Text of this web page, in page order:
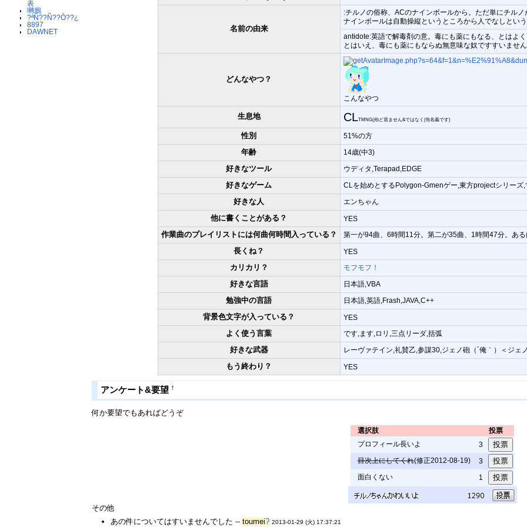
表
囀鴉
?ªÑ??Ñ??Ò??¿
8897
DAWNET
名前の由来
:チルノの俗称、ACのナインボールから。ただ単にチルノ
ナインボールは自動操縦というところから人でなしという
antidote:英語で解毒剤の意。毒にも薬にもなる、とはよく
とはいえ、毒にも薬にもならぬ無意味な奴ですすいません
どんなやつ？
こんなやつ
生息地 CLTMNG(殆ど居ません&ではなく(9)名義です)
性別 51%の方
年齢 14歳(中3)
好きなツール ウディタ,Terapad,EDGE
好きなゲーム CLを始めとするPolygon-Gmenゲー,東方projectシリー
好きな人 エンちゃん
他に書くことがある？ YES
作業曲のプレイリストには何曲何時間入っている？ 第一が94曲、6時間11分。第二が35曲、1時間47分。あ
長くね？ YES
カリカリ？ モフモフ！
好きな言語 日本語,VBA
勉強中の言語 日本語,英語,Frash,JAVA,C++
背景色文字が入っている？ YES
よく使う言葉 です,ます,ロリ,三点リーダ,括弧
好きな武器 レーヴァテイン,礼賛乙,参謀30,ジェノ砲（´俺｀）＜ジェ
もう終わり？ YES
アンケート&要望 †
何か要望でもあればどうぞ
選択肢
投票
プロフィール長いよ
3
目次上にしてくれ(修正2012-08-19) 3
面白くない 1
その他
あの件についてはすいませんでした --toumei? 2013-01-29 (火) 17:37:21